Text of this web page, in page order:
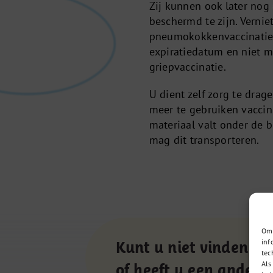
Zij kunnen ook later
beschermd te zijn.
expiratiedatum en niet
griepvaccinatie.
U dient zelf zorg te
meer te gebruiken
materiaal valt onder de
mag dit transporteren.
Kunt u niet vinden